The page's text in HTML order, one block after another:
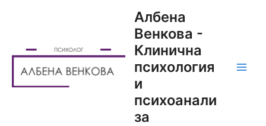
Албена
Венкова -
Клинична
психология
и
психоанали
за